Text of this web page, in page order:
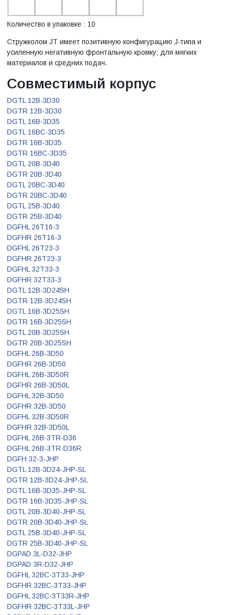
Количество в упаковке : 10
Стружколом JT имеет позитивную конфигурацию J-типа и
усиленную негативную фронтальную кромку; для мягких
материалов и средних подач.
Совместимый корпус
DGTL 12B-3D30
DGTR 12B-3D30
DGTL 16B-3D35
DGTL 16BC-3D35
DGTR 16B-3D35
DGTR 16BC-3D35
DGTL 20B-3D40
DGTR 20B-3D40
DGTL 20BC-3D40
DGTR 20BC-3D40
DGTL 25B-3D40
DGTR 25B-3D40
DGFHL 26T16-3
DGFHR 26T16-3
DGFHL 26T23-3
DGFHR 26T23-3
DGFHL 32T33-3
DGFHR 32T33-3
DGTL 12B-3D24SH
DGTR 12B-3D24SH
DGTL 16B-3D25SH
DGTR 16B-3D25SH
DGTL 20B-3D25SH
DGTR 20B-3D25SH
DGFHL 26B-3D50
DGFHR 26B-3D50
DGFHL 26B-3D50R
DGFHR 26B-3D50L
DGFHL 32B-3D50
DGFHR 32B-3D50
DGFHL 32B-3D50R
DGFHR 32B-3D50L
DGFHL 26B-3TR-D36
DGFHL 26B-3TR-D36R
DGFH 32-3-JHP
DGTL 12B-3D24-JHP-SL
DGTR 12B-3D24-JHP-SL
DGTL 16B-3D35-JHP-SL
DGTR 16B-3D35-JHP-SL
DGTL 20B-3D40-JHP-SL
DGTR 20B-3D40-JHP-SL
DGTL 25B-3D40-JHP-SL
DGTR 25B-3D40-JHP-SL
DGPAD 3L-D32-JHP
DGPAD 3R-D32-JHP
DGFHL 32BC-3T33-JHP
DGFHR 32BC-3T33-JHP
DGFHL 32BC-3T33R-JHP
DGFHR 32BC-3T33L-JHP